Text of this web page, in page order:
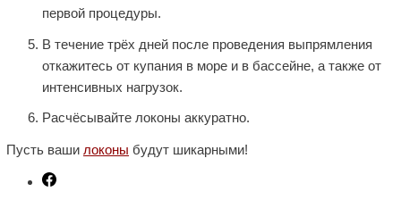
первой процедуры.
В течение трёх дней после проведения выпрямления
откажитесь от купания в море и в бассейне, а также от
интенсивных нагрузок.
Расчёсывайте локоны аккуратно.
Пусть ваши локоны будут шикарными!